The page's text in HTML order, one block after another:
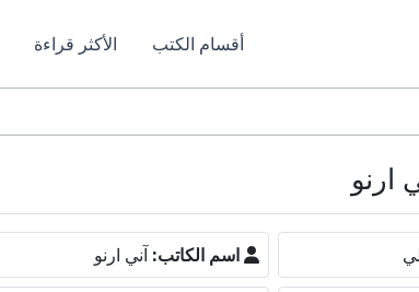
أقسام الكتب الأكثر قراءة
اسم الكاتب: آني ارنو